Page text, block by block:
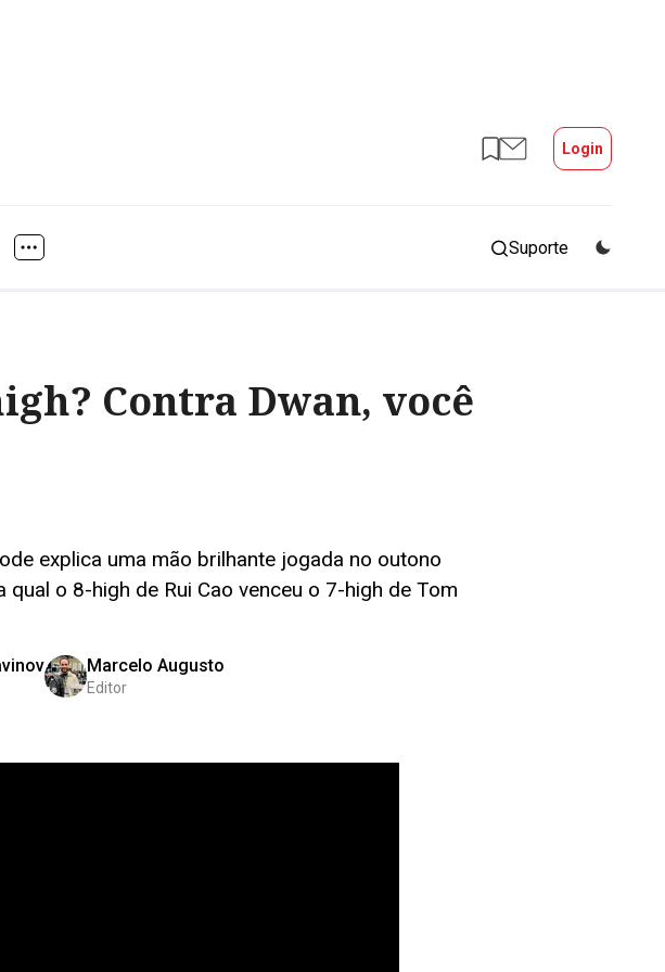
Login
Suporte
Contra Dwan, você
explica uma mão brilhante jogada no outono
qual o 8-high de Rui Cao venceu o 7-high de Tom
Marcelo Augusto
Editor